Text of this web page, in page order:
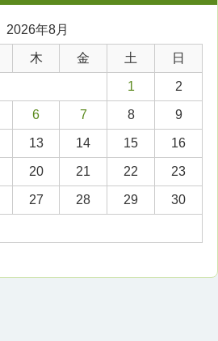
2026年8月
木 金 土 日
1 2
6 7 8 9
13 14 15 16
20 21 22 23
27 28 29 30